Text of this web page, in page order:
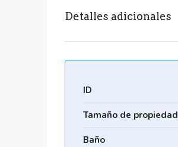
Detalles adicionales
ID
Tamaño de propiedad
Baño